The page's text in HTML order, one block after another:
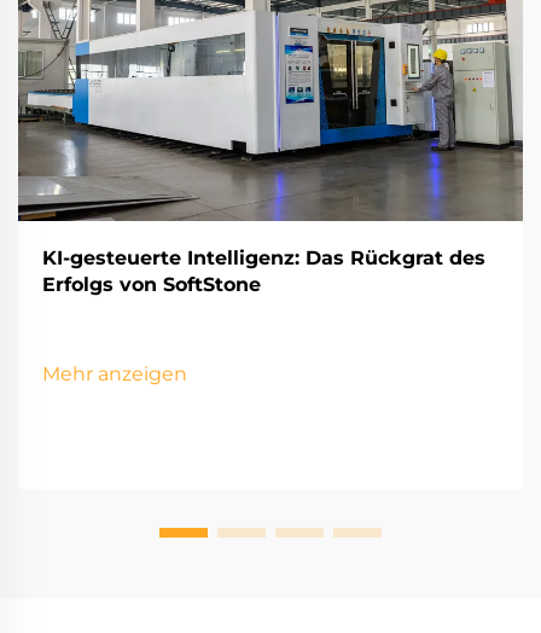
KI-gesteuerte Intelligenz: Das Rückgrat des
Erfolgs von SoftStone
Mehr anzeigen